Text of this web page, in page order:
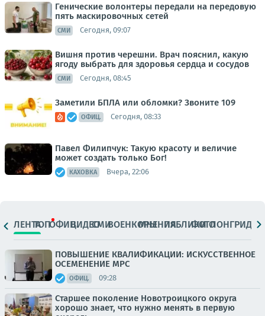
Генические волонтеры передали на передовую
пять маскировочных сетей
СМИ Сегодня, 09:07
Вишня против черешни. Врач пояснил, какую
ягоду выбрать для здоровья сердца и сосудов
СМИ Сегодня, 08:45
Заметили БПЛА или обломки? Звоните 109
ОФИЦ. Сегодня, 08:33
Павел Филипчук: Такую красоту и величие
может создать только Бог!
КАХОВКА Вчера, 22:06
ЛЕНТАТОПОФИЦ.ВИДЕОСМИВОЕНКОРЫМНЕНИЯПАБЛИКИ
ФОТОЛОНГРИДЫ
ПОВЫШЕНИЕ КВАЛИФИКАЦИИ: ИСКУССТВЕННОЕ
ОСЕМЕНЕНИЕ МРС
ОФИЦ. 09:28
Старшее поколение Новотроицкого округа
хорошо знает, что нужно менять в первую